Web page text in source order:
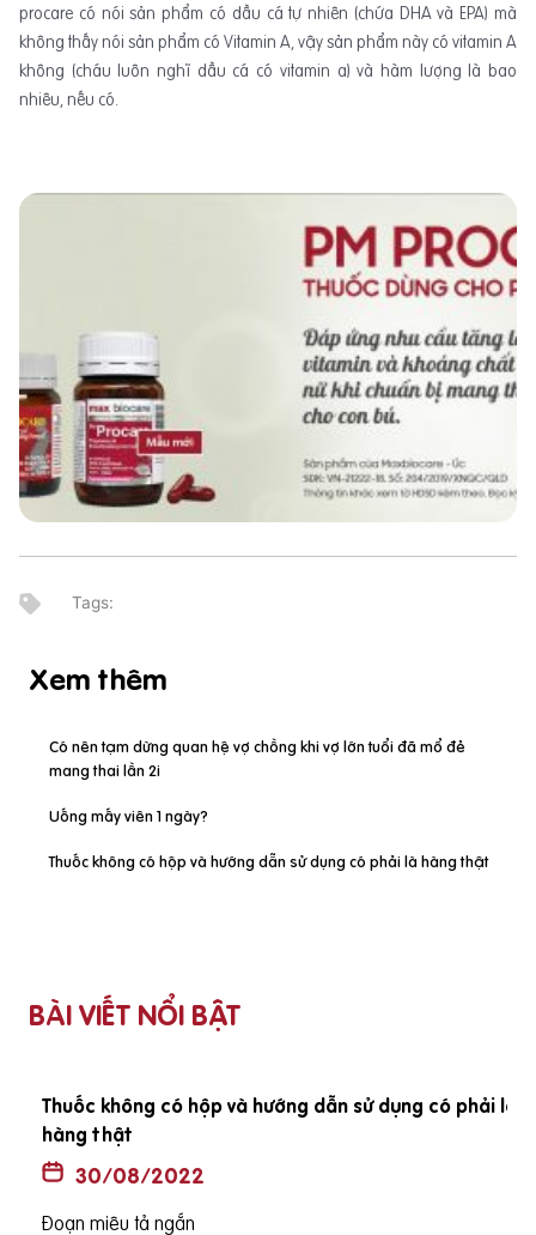
procare có nói sản phẩm có dầu cá tự nhiên (chứa DHA và EPA) mà
không thấy nói sản phẩm có Vitamin A, vậy sản phẩm này có vitamin A
không (cháu luôn nghĩ dầu cá có vitamin a) và hàm lượng là bao
nhiêu, nếu có.
Xem thêm
Có nên tạm dừng quan hệ vợ chồng khi vợ lớn tuổi đã mổ đẻ
mang thai lần 2i
Uống mấy viên 1 ngày?
Thuốc không có hộp và hướng dẫn sử dụng có phải là hàng thật
BÀI VIẾT NỔI BẬT
Thuốc không có hộp và hướng dẫn sử dụng có phải là
hàng thật
30/08/2022
Đoạn miêu tả ngắn